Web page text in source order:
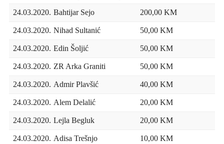
24.03.2020. Bahtijar Sejo
200,00 KM
24.03.2020. Nihad Sultanić
50,00 KM
24.03.2020. Edin Šoljić
50,00 KM
24.03.2020. ZR Arka Graniti
50,00 KM
24.03.2020. Admir Plavšić
40,00 KM
24.03.2020. Alem Delalić
20,00 KM
24.03.2020. Lejla Begluk
20,00 KM
24.03.2020. Adisa Trešnjo 10,00 KM